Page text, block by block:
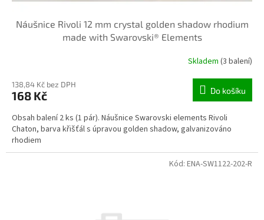
Náušnice Rivoli 12 mm crystal golden shadow rhodium
made with Swarovski® Elements
Skladem (3 balení)
138,84 Kč bez DPH
168 Kč Do košíku
Obsah balení 2 ks (1 pár). Náušnice Swarovski elements Rivoli
Chaton, barva křišťál s úpravou golden shadow, galvanizováno
rhodiem
Kód: ENA-SW1122-202-R